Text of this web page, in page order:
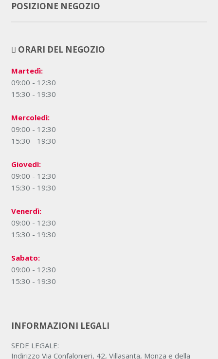
POSIZIONE NEGOZIO
ORARI DEL NEGOZIO
Martedì:
09:00 - 12:30
15:30 - 19:30
Mercoledì:
09:00 - 12:30
15:30 - 19:30
Giovedì:
09:00 - 12:30
15:30 - 19:30
Venerdì:
09:00 - 12:30
15:30 - 19:30
Sabato:
09:00 - 12:30
15:30 - 19:30
INFORMAZIONI LEGALI
SEDE LEGALE:
Indirizzo Via Confalonieri, 42, Villasanta, Monza e della